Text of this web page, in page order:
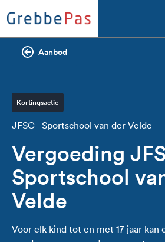
Aanbod
Kortingsactie
JFSC - Sportschool van der Velde
Vergoeding
Sportschool
Velde
Voor elk kind tot en met 17 jaar kan